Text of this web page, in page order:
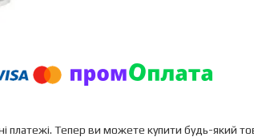
платежі. Тепер ви можете купити будь-який